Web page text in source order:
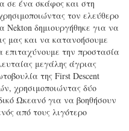
σε ένα σκάφος και στη
τον ελεύθερο
Nekton δημιουργήθηκε για να
μας και να κατανοήσουμε
επιταχύνουμε την προστασία
μεγάλης άγριας
της First Descent
χρησιμοποιώντας δύο
Ωκεανό για να βοηθήσουν
από τους λιγότερο